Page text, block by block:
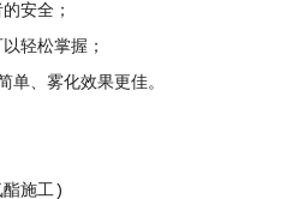
安全；
轻松掌握；
、雾化效果更佳。
施工)